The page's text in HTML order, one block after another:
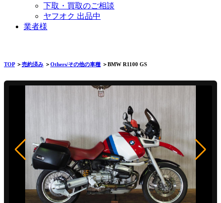
下取・買取のご相談
ヤフオク 出品中
業者様
TOP＞売約済み ＞Others/その他の車種 ＞BMW R1100 GS